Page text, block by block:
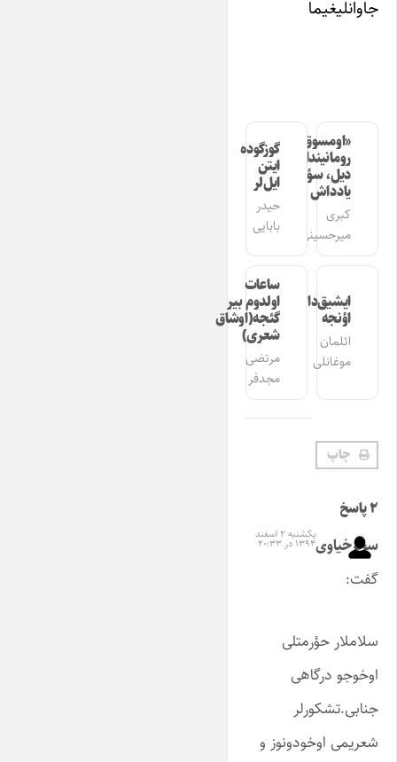
جاوانلیغیما
«اومسوق»
رومانیندا
دیل، سؤز،
یادداش
کبری
میرحسینی
گوزگوده
ایتن
ایل‌لر
حیدر
بابایی
ایشیق‌دان
اؤنجه
ائلمان
موغانلی
ساعات
اولدوم بیر
گئجه(اوشاق
شعری)
مرتضی
مجدفر
چاپ
۲ پاسخ
سحرخیاوی
گفت:
یکشنبه ۲ اسفند
۱۳۹۴ در ۲۰:۳۳
سلاملار حؤرمتلی
اوخوجو درگاهی
جنابی.تشکورلر
شعریمی اوخودونوز و